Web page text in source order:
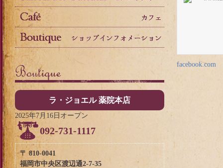
facebook.com
ラ・ジョエル 薬院本店
2025年7月16日オープン
092-731-1117
〒 810-0041
福岡市中央区渡辺通2-7-35